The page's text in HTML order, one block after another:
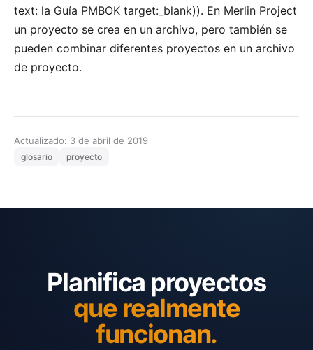
text: la Guía PMBOK target:_blank)). En Merlin Project
un proyecto se crea en un archivo, pero también se
pueden combinar diferentes proyectos en un archivo
de proyecto.
Actualizado: 3 de abril de 2019
glosario proyecto
Planifica proyectos
que realmente
funcionan.